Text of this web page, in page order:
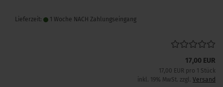
Lieferzeit: 1 Woche NACH Zahlungseingang
17,00 EUR
17,00 EUR pro 1 Stück
inkl. 19% MwSt. zzgl. Versand